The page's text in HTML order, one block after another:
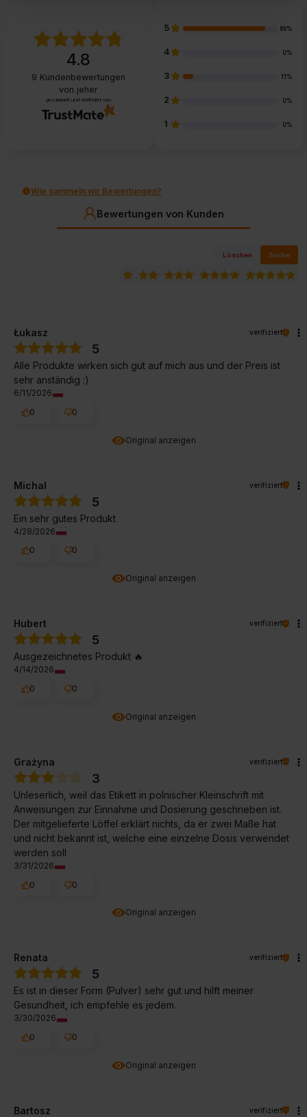
4.8
9 Kundenbewertungen
von jeher
gesammelt und verifiziert von
5 89%
4 0%
3 11%
2 0%
1 0%
Wie sammeln wir Bewertungen?
Bewertungen von Kunden
Löschen Suche
Original anzeigen
Łukasz verifiziert
5
Alle Produkte wirken sich gut auf mich aus und der Preis ist
sehr anständig :)
6/11/2026
0
0
Original anzeigen
Michal verifiziert
5
Ein sehr gutes Produkt
4/28/2026
0
0
Original anzeigen
Hubert verifiziert
5
Ausgezeichnetes Produkt 🔥
4/14/2026
0
0
Original anzeigen
Grażyna verifiziert
3
Unleserlich, weil das Etikett in polnischer Kleinschrift mit
Anweisungen zur Einnahme und Dosierung geschrieben ist.
Der mitgelieferte Löffel erklärt nichts, da er zwei Maße hat
und nicht bekannt ist, welche eine einzelne Dosis verwendet
werden soll
3/31/2026
0
0
Original anzeigen
Renata verifiziert
5
Es ist in dieser Form (Pulver) sehr gut und hilft meiner
Gesundheit, ich empfehle es jedem.
3/30/2026
0
0
Bartosz verifiziert